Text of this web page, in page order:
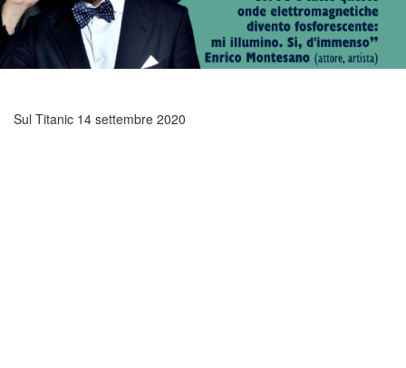
Sul Titanic 14 settembre 2020